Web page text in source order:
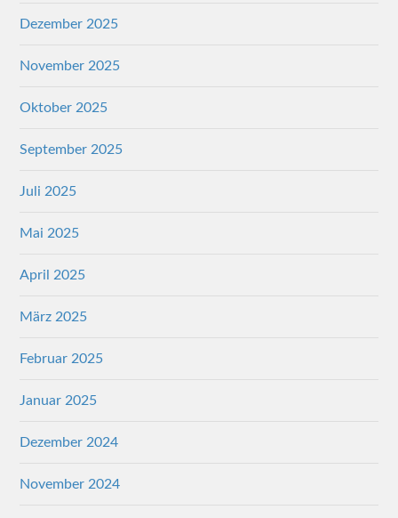
Dezember 2025
November 2025
Oktober 2025
September 2025
Juli 2025
Mai 2025
April 2025
März 2025
Februar 2025
Januar 2025
Dezember 2024
November 2024